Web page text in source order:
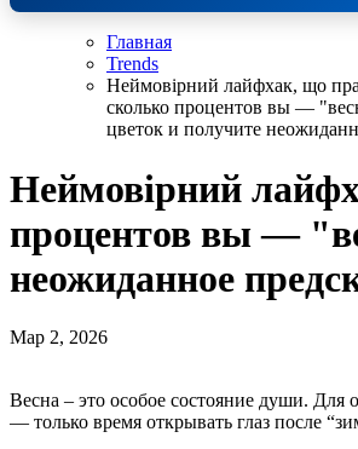
Главная
Trends
Неймовірний лайфхак, що
сколько процентов вы —
цветок и получите
Неймовірний
процентов вы —
неожиданное
Мар 2, 2026
Весна – это особое состояние души. Для одних это желание бежать навстречу солнцу и приключениям, а для других
— только время открывать глаз после